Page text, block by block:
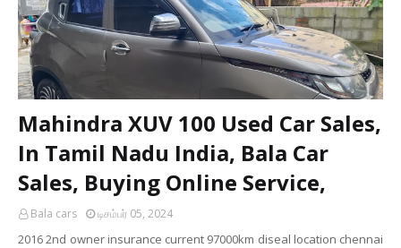
Mahindra XUV 100 Used Car Sales,
In Tamil Nadu India, Bala Car
Sales, Buying Online Service,
Bala cars டிசம்பர் 05, 2024
2016 2nd owner insurance current 97000km diseal location chennai